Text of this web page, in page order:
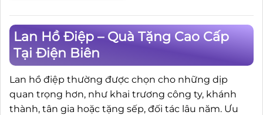
Lan Hồ Điệp – Quà Tặng Cao Cấp
Tại Điện Biên
Lan hồ điệp thường được chọn cho những dịp
quan trọng hơn, như khai trương công ty, khánh
thành, tân gia hoặc tặng sếp, đối tác lâu năm. Ưu